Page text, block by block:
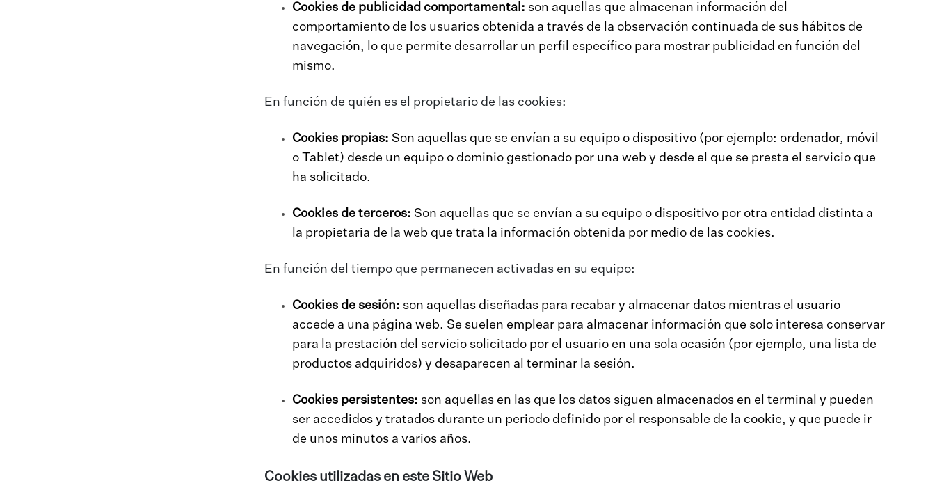
Cookies de publicidad comportamental: son aquellas que almacenan información del
comportamiento de los usuarios obtenida a través de la observación continuada de sus hábitos de
navegación, lo que permite desarrollar un perfil específico para mostrar publicidad en función del
mismo.
En función de quién es el propietario de las cookies:
Cookies propias: Son aquellas que se envían a su equipo o dispositivo (por ejemplo: ordenador, móvil
o Tablet) desde un equipo o dominio gestionado por una web y desde el que se presta el servicio que
ha solicitado.
Cookies de terceros: Son aquellas que se envían a su equipo o dispositivo por otra entidad distinta a
la propietaria de la web que trata la información obtenida por medio de las cookies.
En función del tiempo que permanecen activadas en su equipo:
Cookies de sesión: son aquellas diseñadas para recabar y almacenar datos mientras el usuario
accede a una página web. Se suelen emplear para almacenar información que solo interesa conservar
para la prestación del servicio solicitado por el usuario en una sola ocasión (por ejemplo, una lista de
productos adquiridos) y desaparecen al terminar la sesión.
Cookies persistentes: son aquellas en las que los datos siguen almacenados en el terminal y pueden
ser accedidos y tratados durante un periodo definido por el responsable de la cookie, y que puede ir
de unos minutos a varios años.
Cookies utilizadas en este Sitio Web